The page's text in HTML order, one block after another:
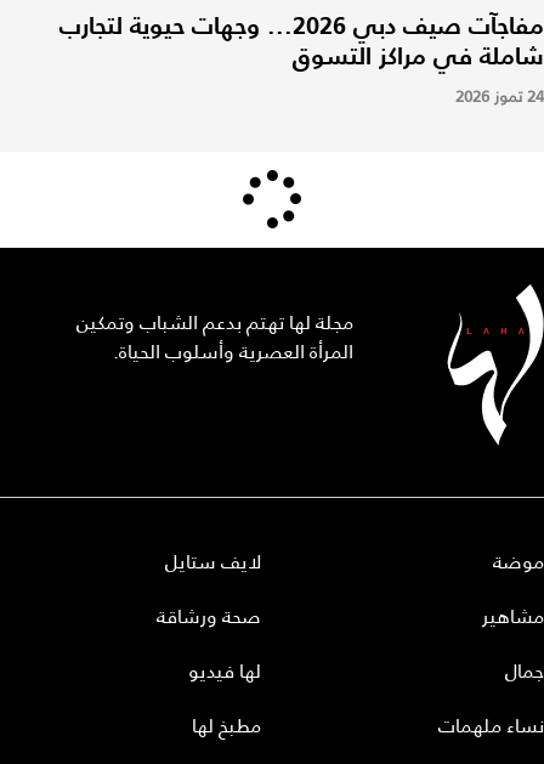
مفاجآت صيف دبي 2026... وجهات حيوية لتجارب
شاملة في مراكز التسوق
24 تموز 2026
مجلة لها تهتم بدعم الشباب وتمكين
المرأة العصرية وأسلوب الحياة.
موضة
مشاهير
جمال
نساء ملهمات
لايف ستايل
صحة ورشاقة
لها فيديو
مطبخ لها